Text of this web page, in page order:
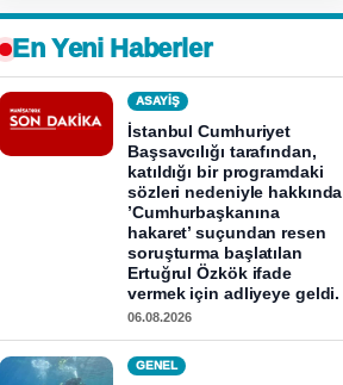
En Yeni Haberler
ASAYİŞ
İstanbul Cumhuriyet
Başsavcılığı tarafından,
katıldığı bir programdaki
sözleri nedeniyle hakkında
’Cumhurbaşkanına
hakaret’ suçundan resen
soruşturma başlatılan
Ertuğrul Özkök ifade
vermek için adliyeye geldi.
06.08.2026
GENEL